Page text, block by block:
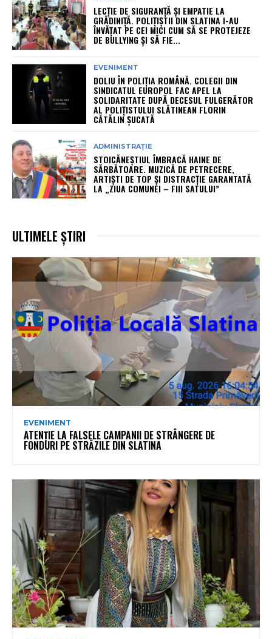
LECȚIE DE SIGURANȚĂ ȘI EMPATIE LA
GRĂDINIȚĂ. POLIȚIȘTII DIN SLATINA I-AU
ÎNVĂȚAT PE CEI MICI CUM SĂ SE PROTEJEZE
DE BULLYING ȘI SĂ FIE...
EVENIMENT
DOLIU ÎN POLIȚIA ROMÂNĂ. COLEGII DIN
SINDICATUL EUROPOL FAC APEL LA
SOLIDARITATE DUPĂ DECESUL FULGERĂTOR
AL POLIȚISTULUI SLĂTINEAN FLORIN
CĂTĂLIN ȘUCATĂ
ADMINISTRAȚIE
STOICĂNEȘTIUL ÎMBRACĂ HAINE DE
SĂRBĂTOARE. MUZICĂ DE PETRECERE,
ARTIȘTI DE TOP ȘI DISTRACȚIE GARANTATĂ
LA „ZIUA COMUNEI – FIII SATULUI”
ULTIMELE ȘTIRI
EVENIMENT
ATENȚIE LA FALSELE CAMPANII DE STRÂNGERE DE
FONDURI PE STRĂZILE DIN SLATINA